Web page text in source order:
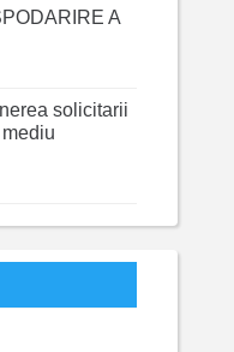
A
solicitarii